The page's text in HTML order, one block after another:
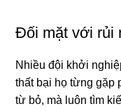
Đối mặt với rủi
Nhiều đội khởi
thất bại họ từng gặp
từ bỏ, mà luôn tìm